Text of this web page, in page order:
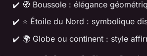
✔️ 🧭 Boussole : élégance
✔️ ⭐ Étoile du Nord : symbolique
✔️ 🌍 Globe ou continent : style